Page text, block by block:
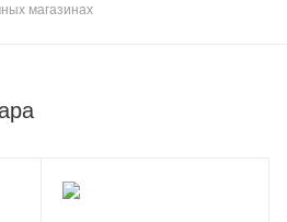
магазинах